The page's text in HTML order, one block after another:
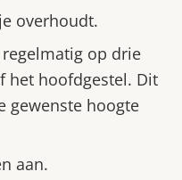
overhoudt.
op drie
het hoofdgestel. Dit
gewenste hoogte
aan.